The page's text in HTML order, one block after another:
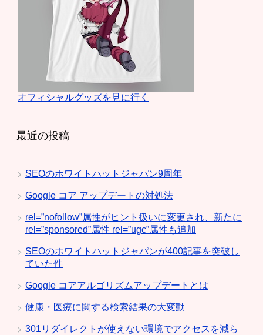
オフィシャルグッズを見に行く
最近の投稿
SEOのホワイトハットジャパン9周年
Google コア アップデートの対処法
rel=”nofollow”属性がヒント扱いに変更され、新たに
rel=”sponsored”属性 rel=”ugc”属性も追加
SEOのホワイトハットジャパンが400記事を突破し
ていた件
Google コアアルゴリズムアップデートとは
健康・医療に関する検索結果の大変動
301リダイレクトが使えない環境でアクセスを減ら